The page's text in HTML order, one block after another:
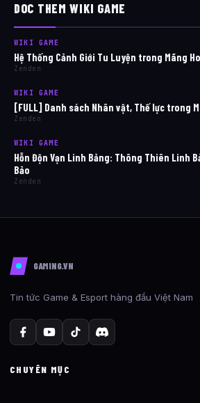
DOC THEM WIKI GAME
WIKI GAME
Hệ Thống Cảnh Giới Tu Luyện trong Mãng
Zenden
WIKI GAME
[FULL] Danh sách Nhân vật, Thế lực trong
Zenden
WIKI GAME
Hỗn Độn Vạn Linh Bảng: Thông Thiên Linh
Bảo
Zenden
GAMING.VN
Tin tức Game & Esport hàng đầu Việt Nam
CHUYÊN MỤC